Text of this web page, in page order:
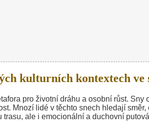
kulturních kontextech ve
pro životní dráhu a osobní růst. Sny
Mnozí lidé v těchto snech hledají
ale i emocionální a duchovní